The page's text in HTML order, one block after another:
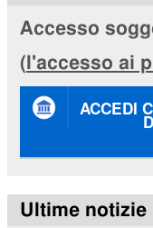
Accesso
( l'accesso ai
ACCEDI
Ultime notizie